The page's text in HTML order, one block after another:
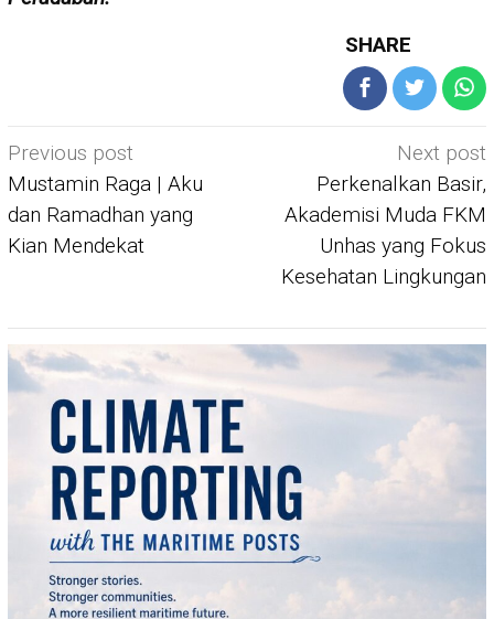
SHARE
Post
navigation
Previous post
Mustamin Raga | Aku
dan Ramadhan yang
Kian Mendekat
Next post
Perkenalkan Basir,
Akademisi Muda FKM
Unhas yang Fokus
Kesehatan Lingkungan